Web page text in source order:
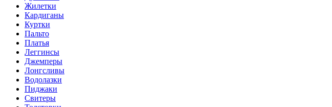
Жилетки
Кардиганы
Куртки
Пальто
Платья
Леггинсы
Джемперы
Лонгсливы
Водолазки
Пиджаки
Свитеры